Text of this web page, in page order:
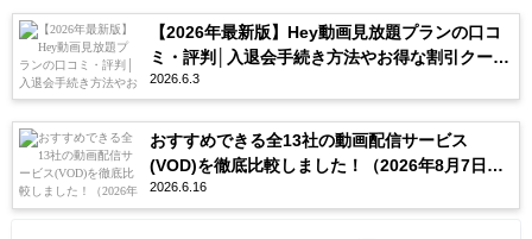
【2026年最新版】Hey動画見放題プランの口コ
ミ・評判│入退会手続き方法やお得な割引クーポ
ンを紹介
2026.6.3
おすすめできる全13社の動画配信サービス
(VOD)を徹底比較しました！（2026年8月7日更
新）
2026.6.16